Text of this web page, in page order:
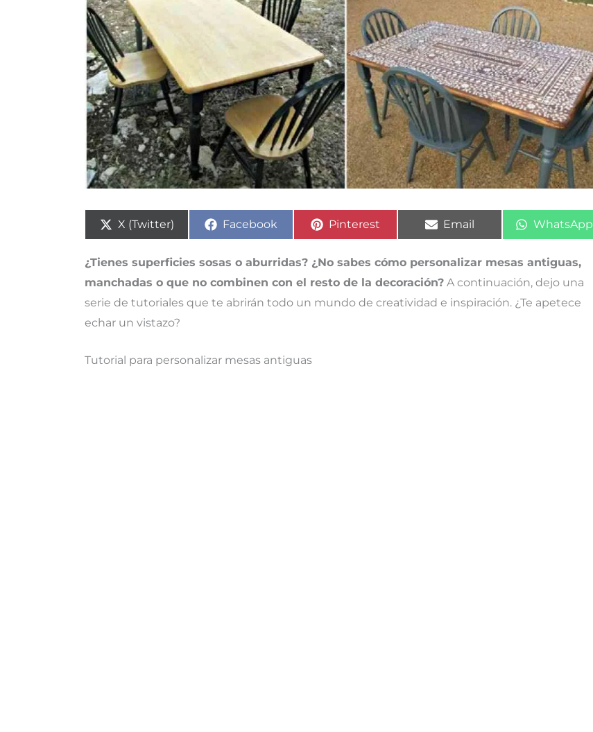
Compartir
en
X (Twitter)
Compartir
Facebook
Compartir
Pinterest
Compartir
Email
Compartir
WhatsApp
¿Tienes superficies sosas o aburridas? ¿No sabes cómo personalizar mesas antiguas,
manchadas o que no combinen con el resto de la decoración? A continuación, dejo una
serie de tutoriales que te abrirán todo un mundo de creatividad e inspiración. ¿Te apetece
echar un vistazo?
Tutorial para personalizar mesas antiguas